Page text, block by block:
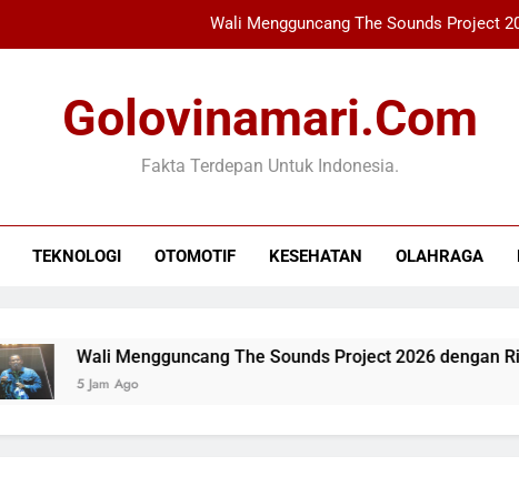
Wali Mengguncang The Sounds Project
Perkiraan AS: Putin
Bupati Bogor Ambil
Xabi Alonso
Golovinamari.com
Fakta Terdepan Untuk Indonesia.
TEKNOLOGI OTOMOTIF KESEHATAN OLAHRAGA
Wali Mengguncang The Sounds Project 2026 dengan
5 Jam Ago